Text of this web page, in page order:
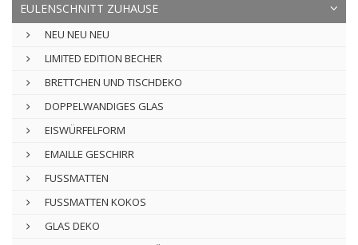
EULENSCHNITT ZUHAUSE
NEU NEU NEU
LIMITED EDITION BECHER
BRETTCHEN UND TISCHDEKO
DOPPELWANDIGES GLAS
EISWÜRFELFORM
EMAILLE GESCHIRR
FUSSMATTEN
FUSSMATTEN KOKOS
GLAS DEKO